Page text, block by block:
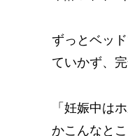
ずっとベッ
ていかず、
「妊娠中は
かこんなと